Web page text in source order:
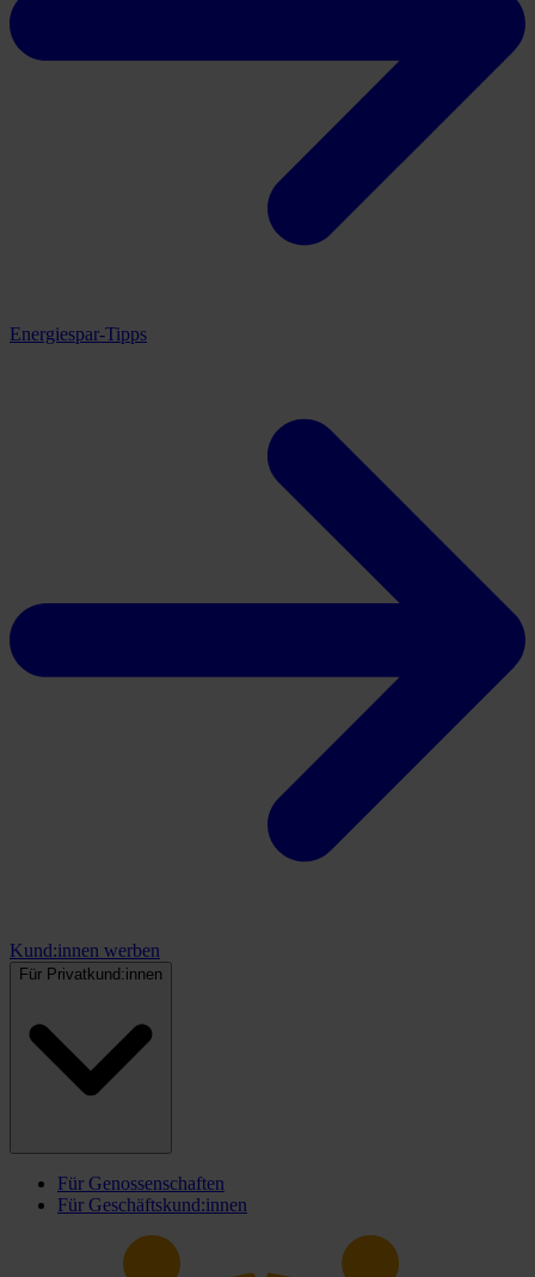
Energiespar-Tipps
Kund:innen werben
Für Privatkund:innen
Für Genossenschaften
Für Geschäftskund:innen